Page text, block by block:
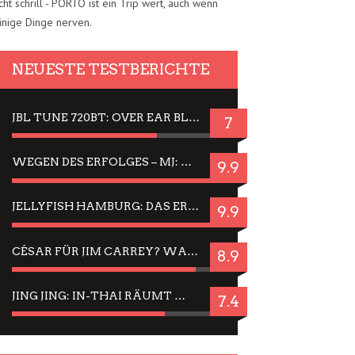
schrill - PORTO ist ein Trip wert, auch wenn
Dinge nerven.
NEUESTE TESTBERICHTE
JBL TUNE 720BT: OVER EAR BLUETOOTH KOPFHÖRER UM DIE 50,-€ IM DAUER-TEST 7
WEGEN DES ERFOLGES – MJ: MICHAEL JACKSON MUSICAL IN EINER MATINEE SEHEN 9.9
JELLYFISH HAMBURG: DAS ERFOLGREICHE SOMMER-MENÜ 2025 IN GEFÜHLEN UND BILDERN 9.9
CÉSAR FÜR JIM CARREY? WARUM DAS EINER DER NERVIGSTEN ACTORS IST UND BLEIBT 8.9
JING JING: IN-THAI RÄUMT WIEDER TITEL AB – EIN ZWEI-STUNDEN-ERLEBNISBERICHT 7.4